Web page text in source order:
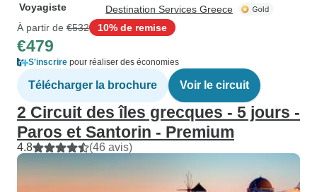
Voyagiste
Destination Services Greece
À partir de €532 10% de remise
€479
S'inscrire pour réaliser des économies
Télécharger la brochure Voir le circuit
2 Circuit des îles grecques - 5 jours -
Paros et Santorin - Premium
4.8 (46 avis)